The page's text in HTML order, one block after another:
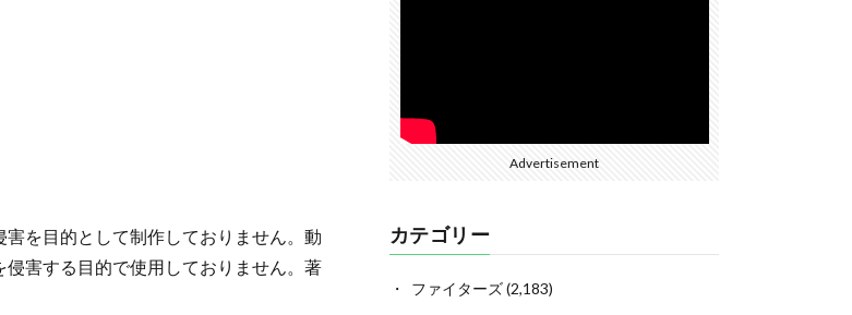
を目的として制作しておりません。動
害する目的で使用しておりません。著
Advertisement
カテゴリー
ファイターズ(2,183)